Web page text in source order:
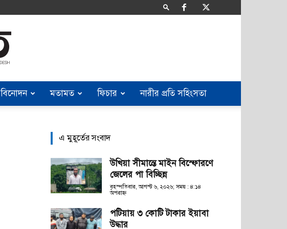
বিনোদন মতামত ফিচার নারীর প্রতি সহিংসতা
এ মুহূর্তের সংবাদ
উখিয়া সীমান্তে মাইন বিস্ফোরণে
জেলের পা বিচ্ছিন্ন
বৃহস্পতিবার, আগস্ট ৬, ২০২৬; সময় : ৪:১৪
অপরাহ্ণ
পটিয়ায় ৩ কোটি টাকার ইয়াবা
উদ্ধার